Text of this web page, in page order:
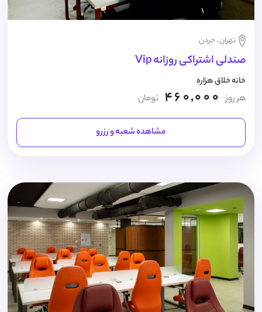
تهران ، جردن
صندلی اشتراکی روزانه Vip
خانه خلاق هزاره
هر روز 460,000 تومان
مشاهده شعبه و رزرو